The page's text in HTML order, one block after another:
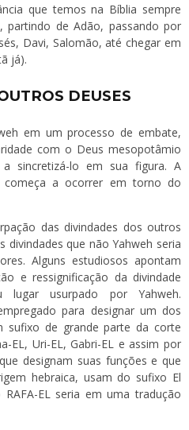
que temos na Bíblia sempre
partindo de Adão, passando por
Davi, Salomão, até chegar em
já).
DEUSES
em um processo de embate,
com o Deus mesopotâmio
sincretizá-lo em sua figura. A
começa a ocorrer em torno do
das divindades dos outros
que não Yahweh seria
Alguns estudiosos apontam
e ressignificação da divindade
usurpado por Yahweh.
para designar um dos
de grande parte da corte
EL, Uri-EL, Gabri-EL e assim por
designam suas funções e que
hebraica, usam do sufixo El
EL seria em uma tradução